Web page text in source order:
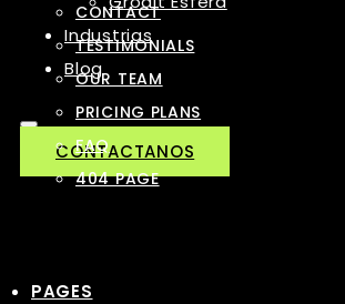
Industrias
Blog
CONTACTANOS
CONTACT
TESTIMONIALS
OUR TEAM
PRICING PLANS
FAQ
404 PAGE
PAGES